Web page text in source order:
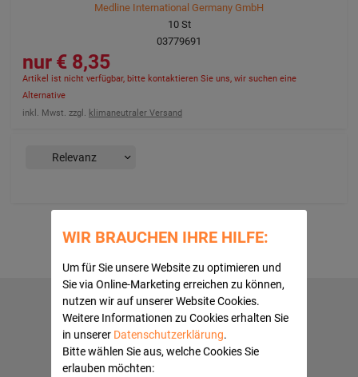
WIR BRAUCHEN IHRE HILFE:
Um für Sie unsere Website zu optimieren und
Sie via Online-Marketing erreichen zu können,
nutzen wir auf unserer Website Cookies.
Weitere Informationen zu Cookies erhalten Sie
in unserer Datenschutzerklärung.
Bitte wählen Sie aus, welche Cookies Sie
erlauben möchten:
Medline International Germany GmbH
10St
03779691
8,35 €
Artikel ist nicht verfügbar, bitte kontaktieren Sie uns, wir suchen eine
Alternative
inkl. Mwst. zzgl. klimaneutraler Versand
Hilfe
Mein Konto
Kontaktformular
Häufige Fragen